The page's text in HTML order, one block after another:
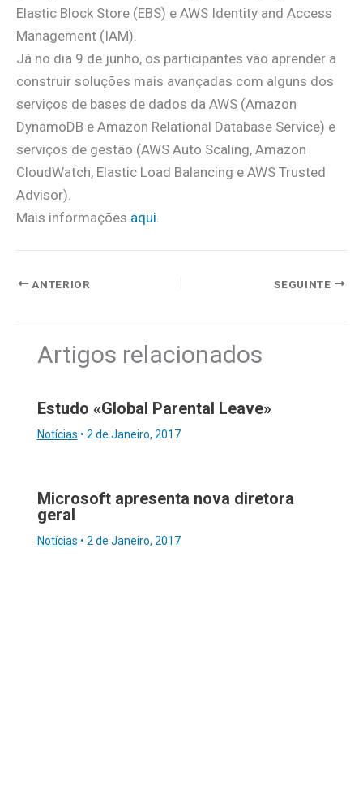
Elastic Block Store (EBS) e AWS Identity and Access
Management (IAM).
Já no dia 9 de junho, os participantes vão aprender a
construir soluções mais avançadas com alguns dos
serviços de bases de dados da AWS (Amazon
DynamoDB e Amazon Relational Database Service) e
serviços de gestão (AWS Auto Scaling, Amazon
CloudWatch, Elastic Load Balancing e AWS Trusted
Advisor).
Mais informações aqui.
ANTERIOR SEGUINTE
Artigos relacionados
Estudo «Global Parental Leave»
Notícias • 2 de Janeiro, 2017
Microsoft apresenta nova diretora
geral
Notícias • 2 de Janeiro, 2017